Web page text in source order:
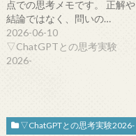
点での思考メモです。 正解や
結論ではなく、問いの…
2026-06-10
▽ChatGPTとの思考実験
2026-
▽ChatGPTとの思考実験2026-